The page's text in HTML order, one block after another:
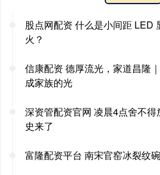
股点网配资 什么是小间距 LED
火？
信康配资 德厚流光，家道昌隆
成家族的光
深资管配资官网 凌晨4点舍不
史来了
富隆配资平台 南宋官窑冰裂纹